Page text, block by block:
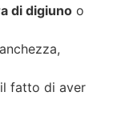
di digiuno o
il fatto di aver